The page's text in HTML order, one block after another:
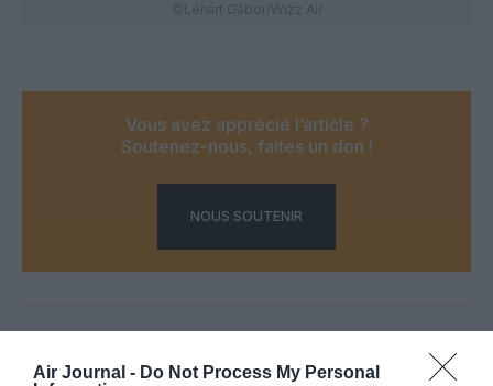
Air Journal - Do Not Process My Personal
©Lénárt Gábor/Wizz Air
Vous avez apprécié l’article ?
Soutenez-nous, faites un don !
NOUS SOUTENIR